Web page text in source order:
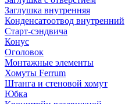
Заглушка внутренняя
Конденсатоотвод внутренний
Старт-сэндвича
Конус
Оголовок
Монтажные элементы
Хомуты Ferrum
Штанга и стеновой хомут
Юбка